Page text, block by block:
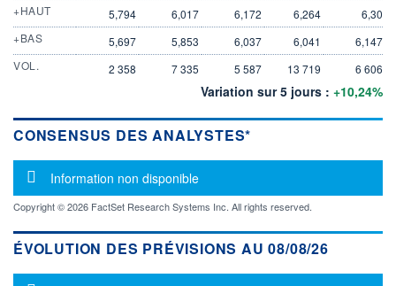
+HAUT
5,794 6,017 6,172 6,264
6,30
+BAS
5,697 5,853 6,037 6,041
6,147
VOL.
2 358 7 335 5 587 13 719 6 606
Variation sur 5 jours : +10,24%
CONSENSUS DES ANALYSTES*
Message d'information
Information non disponible
Copyright © 2026 FactSet Research Systems Inc. All rights reserved.
ÉVOLUTION DES PRÉVISIONS AU 08/08/26